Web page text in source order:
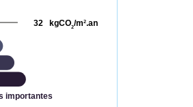
importantes
kgCO2/m2.an
32